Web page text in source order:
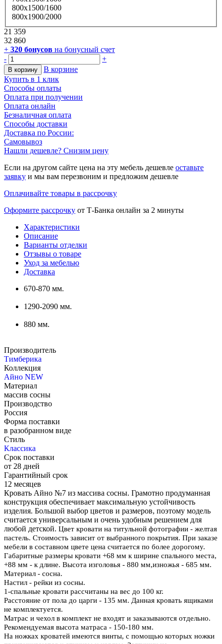
800х1500/1600
800х1900/2000
21 359
32 860
+ 320 бонусов на бонусный счет
-
+
В корзину
В корзине
Купить в 1 клик
Способы оплаты
Оплата при получении
Оплата онлайн
Безналичная оплата
Способы доставки
Доставка по России:
Самовывоз
Нашли дешевле? Снизим цену
Если на другом сайте цена на эту мебель дешевле оставьте
заявку и мы вам перезвоним и предложим дешевле
Оплачивайте товары в рассрочку
Оформите рассрочку от Т-Банка онлайн за 2 минуты
Характеристики
Описание
Варианты отделки
Отзывы о товаре
Уход за мебелью
Доставка
670-870 мм.
1290-2090 мм.
880 мм.
Производитель
Тимберика
Коллекция
Айно NEW
Материал
массив сосны
Производство
Россия
Форма поставки
в разобранном виде
Стиль
Классика
Срок поставки
от 28 дней
Гарантийный срок
12 месяцев
Кровать Айно №7 из массива сосны. Грамотно продуманная
конструкция обеспечивает максимальную устойчивость
изделия. Большой выбор цветов и размеров, поэтому модель
считается универсальным и очень удобным решением для
любой детской. Цвет кровати на титульной фотографии - желтая
пастель. Стоимость зависит от выбранного покрытия. При заказе
мебели в составном цвете цена считается по более дорогому.
Габаритные размеры кровати +68 мм к ширине спального места,
+88 мм - к длине. Высота изголовья - 880 мм,изножья - 685 мм.
Материал - сосна.
Настил - рейки из сосны.
1-спальные кровати рассчитаны на вес до 100 кг.
Расстояние от пола до царги - 135 мм. Данная кровать ящиками
не комплектуется.
Матрас и чехол в комплект не входят и заказываются отдельно.
Рекомендуемая высота матраса - 150-180 мм.
На ножках кроватей имеются винты, с помощью которых ножки